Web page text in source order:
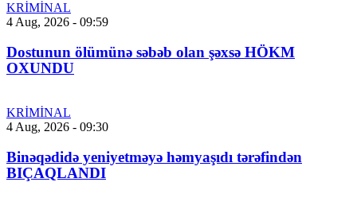
KRİMİNAL
4 Aug, 2026 - 09:59
Dostunun ölümünə səbəb olan şəxsə HÖKM
OXUNDU
KRİMİNAL
4 Aug, 2026 - 09:30
Binəqədidə yeniyetməyə həmyaşıdı tərəfindən
BIÇAQLANDI